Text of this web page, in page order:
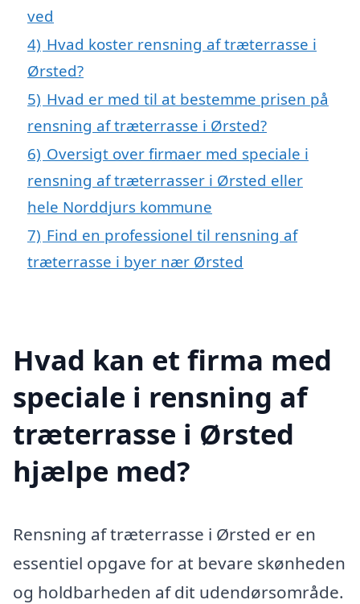
ved
4) Hvad koster rensning af træterrasse i
Ørsted?
5) Hvad er med til at bestemme prisen på
rensning af træterrasse i Ørsted?
6) Oversigt over firmaer med speciale i
rensning af træterrasser i Ørsted eller
hele Norddjurs kommune
7) Find en professionel til rensning af
træterrasse i byer nær Ørsted
Hvad kan et firma med
speciale i rensning af
træterrasse i Ørsted
hjælpe med?
Rensning af træterrasse i Ørsted er en
essentiel opgave for at bevare skønheden
og holdbarheden af dit udendørsområde.